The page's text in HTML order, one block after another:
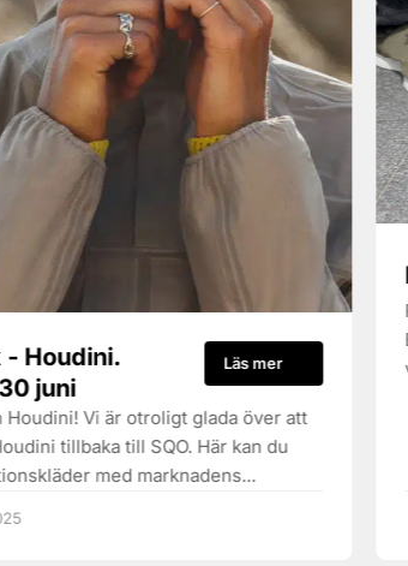
- Houdini.
juni
Läs mer
Houdini! Vi är otroligt glada över att
tillbaka till SQO. Här kan du
med marknadens...